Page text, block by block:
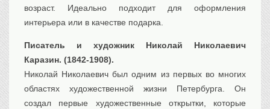
Выставочные экспонаты XVI-XIXв.
Разное
возраст. Идеально подходит для оформления
интерьера или в качестве подарка.
Писатель и художник Николай Николаевич
Каразин. (1842-1908).
Николай Николаевич был одним из первых во многих
областях художественной жизни Петербурга. Он
создал первые художественные открытки, которые